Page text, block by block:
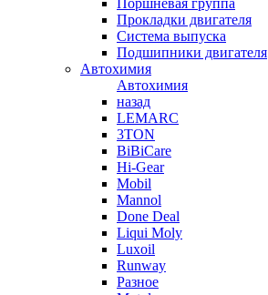
Поршневая группа
Прокладки двигателя
Система выпуска
Подшипники двигателя
Автохимия
Автохимия
назад
LEMARC
3TON
BiBiCare
Hi-Gear
Mobil
Mannol
Done Deal
Liqui Moly
Luxoil
Runway
Разное